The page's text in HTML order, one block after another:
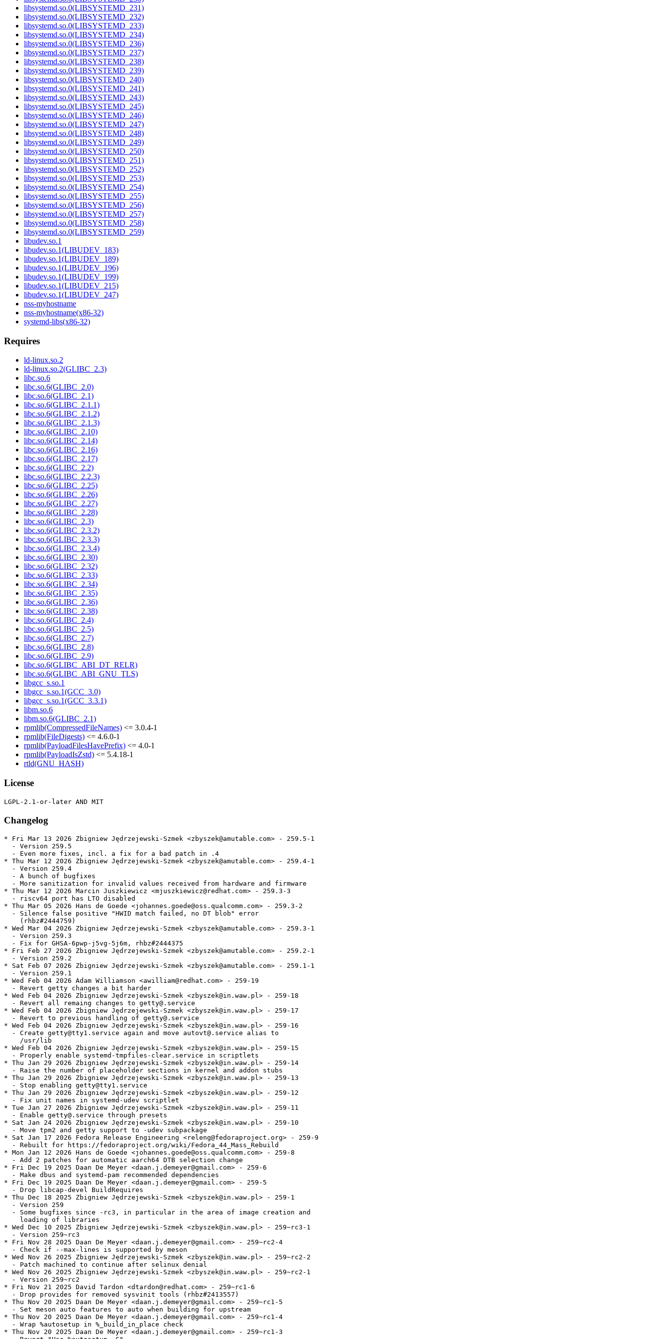
libsystemd.so.0(LIBSYSTEMD_231)
libsystemd.so.0(LIBSYSTEMD_232)
libsystemd.so.0(LIBSYSTEMD_233)
libsystemd.so.0(LIBSYSTEMD_234)
libsystemd.so.0(LIBSYSTEMD_236)
libsystemd.so.0(LIBSYSTEMD_237)
libsystemd.so.0(LIBSYSTEMD_238)
libsystemd.so.0(LIBSYSTEMD_239)
libsystemd.so.0(LIBSYSTEMD_240)
libsystemd.so.0(LIBSYSTEMD_241)
libsystemd.so.0(LIBSYSTEMD_243)
libsystemd.so.0(LIBSYSTEMD_245)
libsystemd.so.0(LIBSYSTEMD_246)
libsystemd.so.0(LIBSYSTEMD_247)
libsystemd.so.0(LIBSYSTEMD_248)
libsystemd.so.0(LIBSYSTEMD_249)
libsystemd.so.0(LIBSYSTEMD_250)
libsystemd.so.0(LIBSYSTEMD_251)
libsystemd.so.0(LIBSYSTEMD_252)
libsystemd.so.0(LIBSYSTEMD_253)
libsystemd.so.0(LIBSYSTEMD_254)
libsystemd.so.0(LIBSYSTEMD_255)
libsystemd.so.0(LIBSYSTEMD_256)
libsystemd.so.0(LIBSYSTEMD_257)
libsystemd.so.0(LIBSYSTEMD_258)
libsystemd.so.0(LIBSYSTEMD_259)
libudev.so.1
libudev.so.1(LIBUDEV_183)
libudev.so.1(LIBUDEV_189)
libudev.so.1(LIBUDEV_196)
libudev.so.1(LIBUDEV_199)
libudev.so.1(LIBUDEV_215)
libudev.so.1(LIBUDEV_247)
nss-myhostname
nss-myhostname(x86-32)
systemd-libs(x86-32)
Requires
ld-linux.so.2
ld-linux.so.2(GLIBC_2.3)
libc.so.6
libc.so.6(GLIBC_2.0)
libc.so.6(GLIBC_2.1)
libc.so.6(GLIBC_2.1.1)
libc.so.6(GLIBC_2.1.2)
libc.so.6(GLIBC_2.1.3)
libc.so.6(GLIBC_2.10)
libc.so.6(GLIBC_2.14)
libc.so.6(GLIBC_2.16)
libc.so.6(GLIBC_2.17)
libc.so.6(GLIBC_2.2)
libc.so.6(GLIBC_2.2.3)
libc.so.6(GLIBC_2.25)
libc.so.6(GLIBC_2.26)
libc.so.6(GLIBC_2.27)
libc.so.6(GLIBC_2.28)
libc.so.6(GLIBC_2.3)
libc.so.6(GLIBC_2.3.2)
libc.so.6(GLIBC_2.3.3)
libc.so.6(GLIBC_2.3.4)
libc.so.6(GLIBC_2.30)
libc.so.6(GLIBC_2.32)
libc.so.6(GLIBC_2.33)
libc.so.6(GLIBC_2.34)
libc.so.6(GLIBC_2.35)
libc.so.6(GLIBC_2.36)
libc.so.6(GLIBC_2.38)
libc.so.6(GLIBC_2.4)
libc.so.6(GLIBC_2.5)
libc.so.6(GLIBC_2.7)
libc.so.6(GLIBC_2.8)
libc.so.6(GLIBC_2.9)
libc.so.6(GLIBC_ABI_DT_RELR)
libc.so.6(GLIBC_ABI_GNU_TLS)
libgcc_s.so.1
libgcc_s.so.1(GCC_3.0)
libgcc_s.so.1(GCC_3.3.1)
libm.so.6
libm.so.6(GLIBC_2.1)
rpmlib(CompressedFileNames) <= 3.0.4-1
rpmlib(FileDigests) <= 4.6.0-1
rpmlib(PayloadFilesHavePrefix) <= 4.0-1
rpmlib(PayloadIsZstd) <= 5.4.18-1
rtld(GNU_HASH)
License
Changelog
* Fri Mar 13 2026 Zbigniew Jędrzejewski-Szmek <zbyszek@amutable.com> - 259.5-1
  - Version 259.5
  - Even more fixes, incl. a fix for a bad patch in .4
* Thu Mar 12 2026 Zbigniew Jędrzejewski-Szmek <zbyszek@amutable.com> - 259.4-1
  - Version 259.4
  - A bunch of bugfixes
  - More sanitization for invalid values received from hardware and firmware
* Thu Mar 12 2026 Marcin Juszkiewicz <mjuszkiewicz@redhat.com> - 259.3-3
  - riscv64 port has LTO disabled
* Thu Mar 05 2026 Hans de Goede <johannes.goede@oss.qualcomm.com> - 259.3-2
  - Silence false positive "HWID match failed, no DT blob" error
    (rhbz#2444759)
* Wed Mar 04 2026 Zbigniew Jędrzejewski-Szmek <zbyszek@amutable.com> - 259.3-1
  - Version 259.3
  - Fix for GHSA-6pwp-j5vg-5j6m, rhbz#2444375
* Fri Feb 27 2026 Zbigniew Jędrzejewski-Szmek <zbyszek@amutable.com> - 259.2-1
  - Version 259.2
* Sat Feb 07 2026 Zbigniew Jędrzejewski-Szmek <zbyszek@amutable.com> - 259.1-1
  - Version 259.1
* Wed Feb 04 2026 Adam Williamson <awilliam@redhat.com> - 259-19
  - Revert getty changes a bit harder
* Wed Feb 04 2026 Zbigniew Jędrzejewski-Szmek <zbyszek@in.waw.pl> - 259-18
  - Revert all remaing changes to getty@.service
* Wed Feb 04 2026 Zbigniew Jędrzejewski-Szmek <zbyszek@in.waw.pl> - 259-17
  - Revert to previous handling of getty@.service
* Wed Feb 04 2026 Zbigniew Jędrzejewski-Szmek <zbyszek@in.waw.pl> - 259-16
  - Create getty@tty1.service again and move autovt@.service alias to
    /usr/lib
* Wed Feb 04 2026 Zbigniew Jędrzejewski-Szmek <zbyszek@in.waw.pl> - 259-15
  - Properly enable systemd-tmpfiles-clear.service in scriptlets
* Thu Jan 29 2026 Zbigniew Jędrzejewski-Szmek <zbyszek@in.waw.pl> - 259-14
  - Raise the number of placeholder sections in kernel and addon stubs
* Thu Jan 29 2026 Zbigniew Jędrzejewski-Szmek <zbyszek@in.waw.pl> - 259-13
  - Stop enabling getty@tty1.service
* Thu Jan 29 2026 Zbigniew Jędrzejewski-Szmek <zbyszek@in.waw.pl> - 259-12
  - Fix unit names in systemd-udev scriptlet
* Tue Jan 27 2026 Zbigniew Jędrzejewski-Szmek <zbyszek@in.waw.pl> - 259-11
  - Enable getty@.service through presets
* Sat Jan 24 2026 Zbigniew Jędrzejewski-Szmek <zbyszek@in.waw.pl> - 259-10
  - Move tpm2 and getty support to -udev subpackage
* Sat Jan 17 2026 Fedora Release Engineering <releng@fedoraproject.org> - 259-9
  - Rebuilt for https://fedoraproject.org/wiki/Fedora_44_Mass_Rebuild
* Mon Jan 12 2026 Hans de Goede <johannes.goede@oss.qualcomm.com> - 259-8
  - Add 2 patches for automatic aarch64 DTB selection change
* Fri Dec 19 2025 Daan De Meyer <daan.j.demeyer@gmail.com> - 259-6
  - Make dbus and systemd-pam recommended dependencies
* Fri Dec 19 2025 Daan De Meyer <daan.j.demeyer@gmail.com> - 259-5
  - Drop libcap-devel BuildRequires
* Thu Dec 18 2025 Zbigniew Jędrzejewski-Szmek <zbyszek@in.waw.pl> - 259-1
  - Version 259
  - Some bugfixes since -rc3, in particular in the area of image creation and
    loading of libraries
* Wed Dec 10 2025 Zbigniew Jędrzejewski-Szmek <zbyszek@in.waw.pl> - 259~rc3-1
  - Version 259~rc3
* Fri Nov 28 2025 Daan De Meyer <daan.j.demeyer@gmail.com> - 259~rc2-4
  - Check if --max-lines is supported by meson
* Wed Nov 26 2025 Zbigniew Jędrzejewski-Szmek <zbyszek@in.waw.pl> - 259~rc2-2
  - Patch machined to continue after selinux denial
* Wed Nov 26 2025 Zbigniew Jędrzejewski-Szmek <zbyszek@in.waw.pl> - 259~rc2-1
  - Version 259~rc2
* Fri Nov 21 2025 David Tardon <dtardon@redhat.com> - 259~rc1-6
  - Drop provides for removed sysvinit tools (rhbz#2413557)
* Thu Nov 20 2025 Daan De Meyer <daan.j.demeyer@gmail.com> - 259~rc1-5
  - Set meson auto features to auto when building for upstream
* Thu Nov 20 2025 Daan De Meyer <daan.j.demeyer@gmail.com> - 259~rc1-4
  - Wrap %autosetup in %_build_in_place check
* Thu Nov 20 2025 Daan De Meyer <daan.j.demeyer@gmail.com> - 259~rc1-3